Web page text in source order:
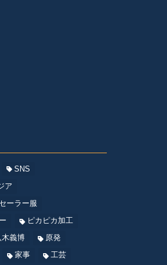
SNS
ア
セーラー服
ピカピカ加工
木義博
原発
家事 工芸